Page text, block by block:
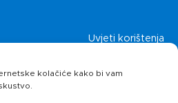
kolačiće kako bi vam
Uvjeti korištenja
O kolačićima